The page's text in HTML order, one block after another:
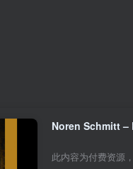
Noren Schmitt –
此内容为付费资源